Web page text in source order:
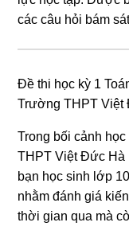
các câu hỏi bám
Đề thi học kỳ 1
Trường THPT Việt
Trong bối cảnh
THPT Việt Đức Hà
bạn học sinh lớp
nhằm đánh giá
thời gian qua mà